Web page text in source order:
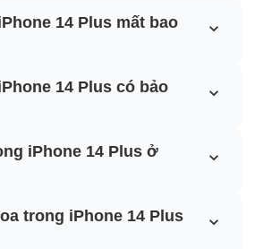
14 Plus mất bao
14 Plus có bảo
iPhone 14 Plus ở
trong iPhone 14 Plus